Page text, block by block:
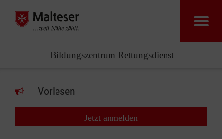
Bildungszentrum Rettungsdienst
Vorlesen
Jetzt anmelden